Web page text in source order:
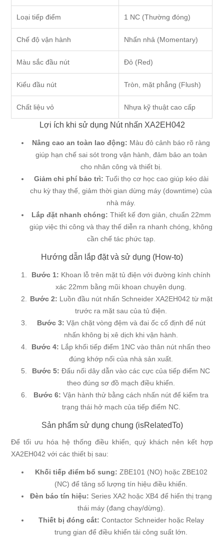
Loại tiếp điểm 1 NC (Thường đóng)
Chế độ vận hành Nhấn nhả (Momentary)
Màu sắc đầu nút Đỏ (Red)
Kiểu đầu nút Tròn, mặt phẳng (Flush)
Chất liệu vỏ Nhựa kỹ thuật cao cấp
Lợi ích khi sử dụng Nút nhấn XA2EH042
Nâng cao an toàn lao động: Màu đỏ cảnh báo rõ ràng
giúp hạn chế sai sót trong vận hành, đảm bảo an toàn
cho nhân công và thiết bị.
Giảm chi phí bảo trì: Tuổi thọ cơ học cao giúp kéo dài
chu kỳ thay thế, giảm thời gian dừng máy (downtime) của
nhà máy.
Lắp đặt nhanh chóng: Thiết kế đơn giản, chuẩn 22mm
giúp việc thi công và thay thế diễn ra nhanh chóng, không
cần chế tác phức tạp.
Hướng dẫn lắp đặt và sử dụng (How-to)
Bước 1: Khoan lỗ trên mặt tủ điện với đường kính chính
xác 22mm bằng mũi khoan chuyên dụng.
Bước 2: Luồn đầu nút nhấn Schneider XA2EH042 từ mặt
trước ra mặt sau của tủ điện.
Bước 3: Vặn chặt vòng đệm và đai ốc cố định để nút
nhấn không bị xê dịch khi vận hành.
Bước 4: Lắp khối tiếp điểm 1NC vào thân nút nhấn theo
đúng khớp nối của nhà sản xuất.
Bước 5: Đấu nối dây dẫn vào các cực của tiếp điểm NC
theo đúng sơ đồ mạch điều khiển.
Bước 6: Vận hành thử bằng cách nhấn nút để kiểm tra
trạng thái hở mạch của tiếp điểm NC.
Sản phẩm sử dụng chung (isRelatedTo)
Để tối ưu hóa hệ thống điều khiển, quý khách nên kết hợp
XA2EH042 với các thiết bị sau:
Khối tiếp điểm bổ sung: ZBE101 (NO) hoặc ZBE102
(NC) để tăng số lượng tín hiệu điều khiển.
Đèn báo tín hiệu: Series XA2 hoặc XB4 để hiển thị trạng
thái máy (đang chạy/dừng).
Thiết bị đóng cắt: Contactor Schneider hoặc Relay
trung gian để điều khiển tải công suất lớn.